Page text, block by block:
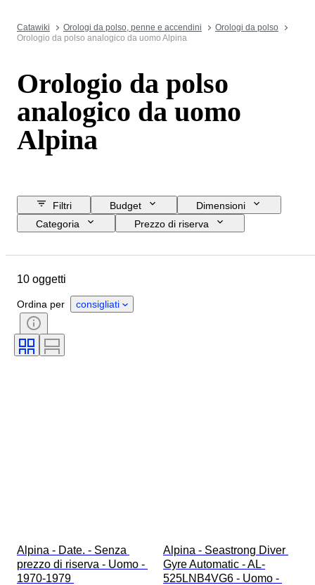
Catawiki Orologi da polso, penne e accendini
Orologi da polso
Orologio da polso analogico da uomo Alpina
Orologio da polso
analogico da uomo
Alpina
Filtri Budget
Dimensioni
Categoria
Prezzo di riserva
Genere
Movimento dell'orologio
Diametro della cassa
Materiale del cinturino dell’orologio
10 oggetti
Ordina per consigliati
Alpina - Date. - Senza
prezzo di riserva - Uomo -
1970-1979
Alpina - Seastrong Diver
Gyre Automatic - AL-
525LNB4VG6 - Uomo -